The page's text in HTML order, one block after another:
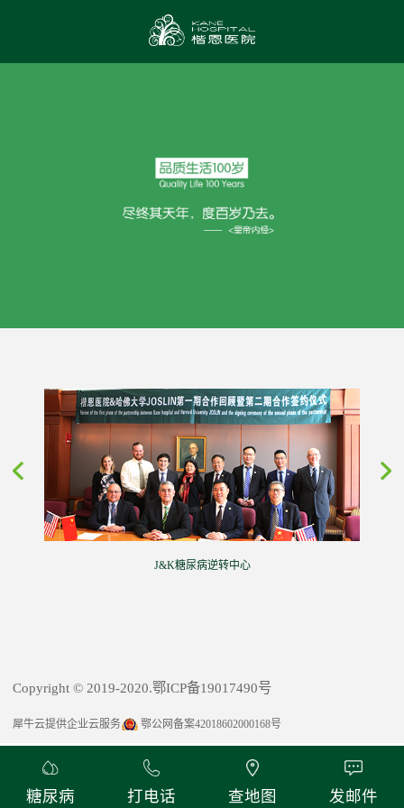
J&K糖尿病逆转中心
Copyright © 2019-2020.鄂ICP备19017490号
犀牛云提供企业云服务 鄂公网备案42018602000168号
糖尿病 打电话 查地图 发邮件